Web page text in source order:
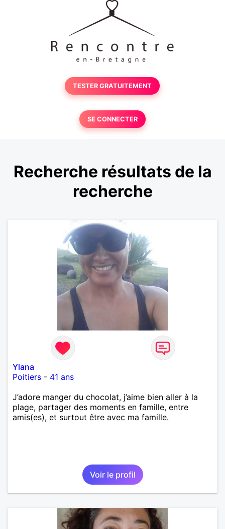
TESTER GRATUITEMENT
SE CONNECTER
Recherche résultats de la
recherche
Ylana
Poitiers - 41 ans
J’adore manger du chocolat, j’aime bien aller à la
plage, partager des moments en famille, entre
amis(es), et surtout être avec ma famille.
Voir le profil